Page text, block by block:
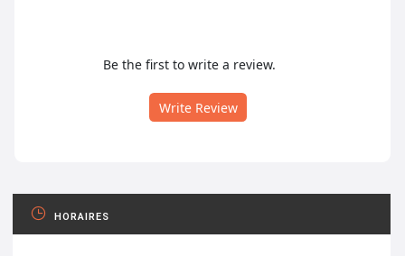
Be the first to write a review.
Write Review
HORAIRES